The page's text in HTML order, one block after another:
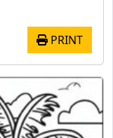
PRINT